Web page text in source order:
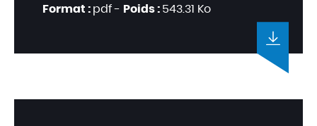
Format :pdf - Poids :543.31 Ko